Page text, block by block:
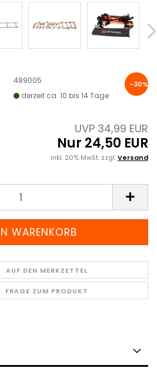
-30%
489005
derzeit ca. 10 bis 14 Tage
UVP 34,99 EUR
Nur 24,50 EUR
inkl. 20% MwSt. zzgl.Versand
AUF DEN MERKZETTEL
FRAGE ZUM PRODUKT